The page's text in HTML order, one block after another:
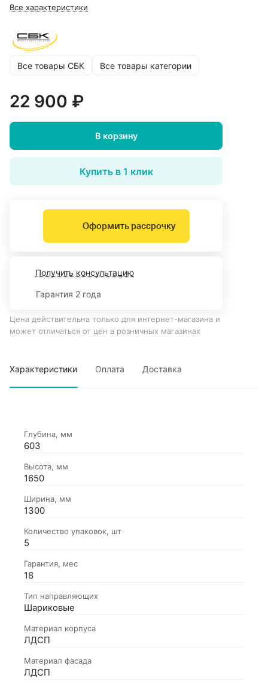
Все характеристики
Все товары СБК Все товары категории
22 900 ₽
В корзину
Купить в 1 клик
Оформить рассрочку
Получить консультацию
Гарантия 2 года
Цена действительна только для интернет-магазина и
может отличаться от цен в розничных магазинах
Характеристики Оплата Доставка
Глубина, мм
603
Высота, мм
1650
Ширина, мм
1300
Количество упаковок, шт
5
Гарантия, мес
18
Тип направляющих
Шариковые
Материал корпуса
ЛДСП
Материал фасада
ЛДСП